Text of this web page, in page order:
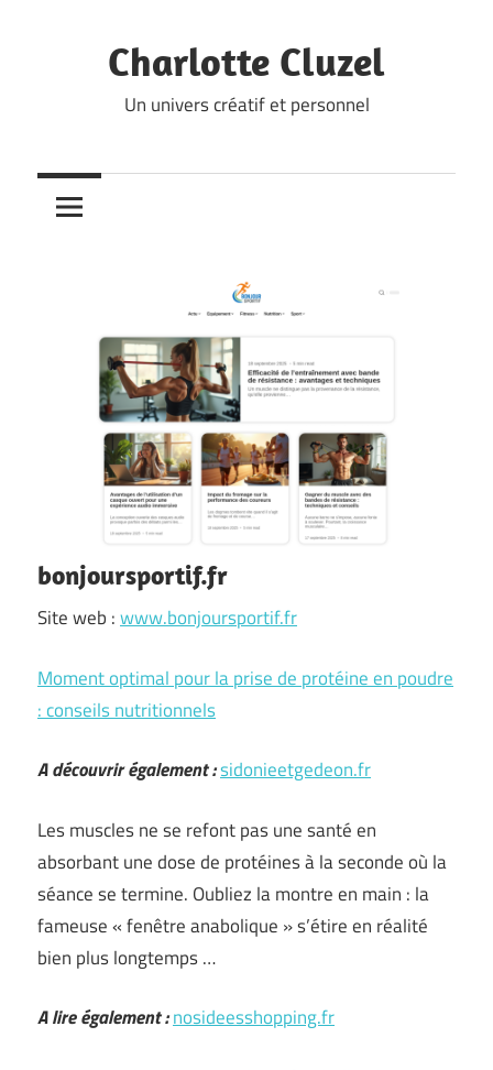
Charlotte Cluzel
Un univers créatif et personnel
bonjoursportif.fr
Site web :www.bonjoursportif.fr
Moment optimal pour la prise de protéine en poudre
: conseils nutritionnels
A découvrir également :sidonieetgedeon.fr
Les muscles ne se refont pas une santé en
absorbant une dose de protéines à la seconde où la
séance se termine. Oubliez la montre en main : la
fameuse « fenêtre anabolique » s’étire en réalité
bien plus longtemps …
A lire également :nosideesshopping.fr